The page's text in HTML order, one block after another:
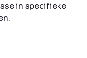
in specifieke